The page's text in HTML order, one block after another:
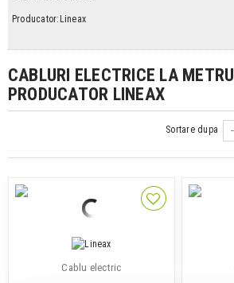
Producator:Lineax
CABLURI ELECTRICE LA
PRODUCATOR LINEAX
Sortare dupa
Cablu electric